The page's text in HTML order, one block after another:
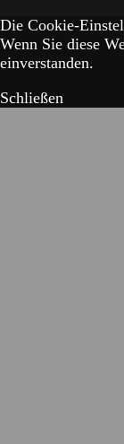
Die Cookie-
Wenn Sie diese
einverstanden.
Schließen